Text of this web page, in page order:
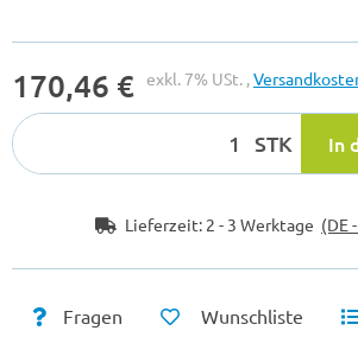
170,46 € exkl. 7% USt. ,
STK In
Lieferzeit: 2 - 3 Werktage (DE
Fragen Wunschliste